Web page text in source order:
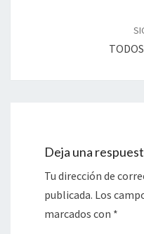
Deja una
Tu dirección de
publicada. Los
marcados con *